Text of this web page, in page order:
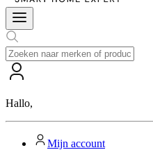
Hallo,
Mijn account